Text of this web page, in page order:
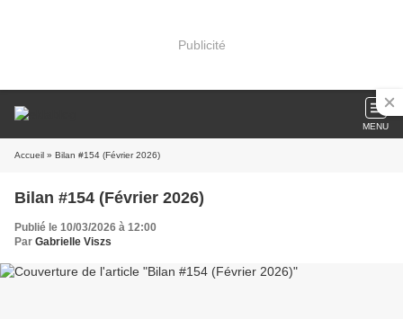
Publicité
MENU
Accueil » Bilan #154 (Février 2026)
Bilan #154 (Février 2026)
Publié le 10/03/2026 à 12:00
Par Gabrielle Viszs